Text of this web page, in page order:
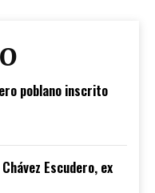
poblano inscrito
Escudero, ex